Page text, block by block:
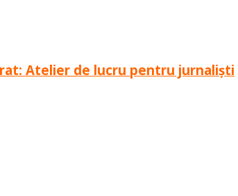
Atelier de lucru pentru jurnaliști